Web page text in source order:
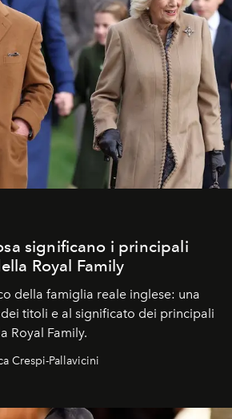
significano i principali
Royal Family
della famiglia reale inglese: una
titoli e al significato dei principali
Royal Family.
Crespi-Pallavicini